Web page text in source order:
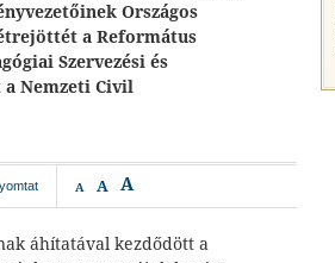
Országos
a Református
Szervezési és
Nemzeti Civil
A A A
áhítatával kezdődött a